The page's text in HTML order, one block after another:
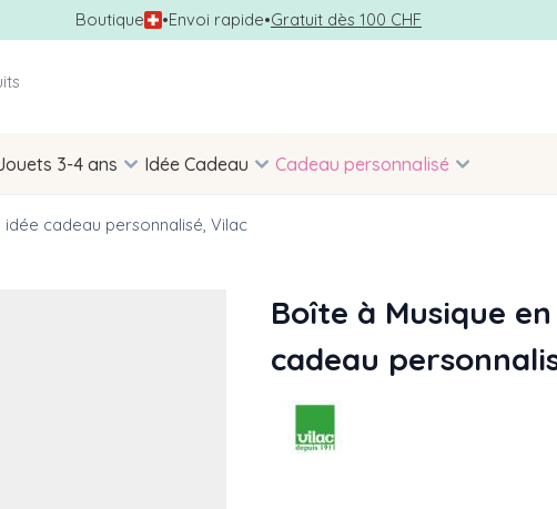
Boutique •Envoi rapide•Gratuit dès 100 CHF
3-4 ans Idée Cadeau Cadeau personnalisé
idée cadeau personnalisé, Vilac
Boîte à Musique
cadeau